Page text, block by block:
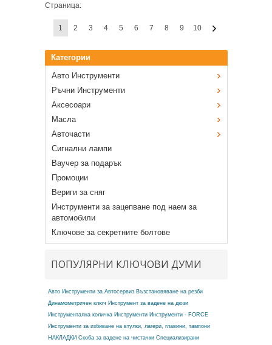
Страница:
1 2 3 4 5 6 7 8 9 10
Категории
Авто Инструменти
Ръчни Инструменти
Аксесоари
Масла
Авточасти
Сигнални лампи
Ваучер за подарък
Промоции
Вериги за сняг
Инструменти за зацепване под наем за
автомобили
Ключове за секретните болтове
ПОПУЛЯРНИ КЛЮЧОВИ ДУМИ
Авто Инструменти за Автосервиз Възстановяване на резби
Динамометричен ключ Инструмент за вадене на дюзи
Инструментална количка Инструменти Инструменти - FORCE
Инструменти за избиване на втулки, лагери, главини, тампони
НАКЛАДКИ Скоба за вадене на чистачки Специализирани